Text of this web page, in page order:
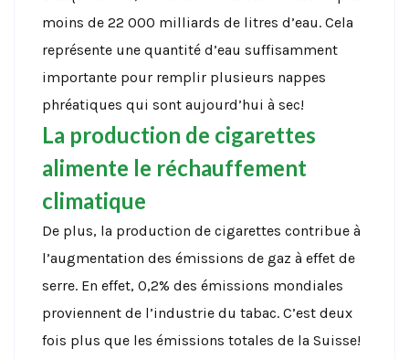
moins de 22 000 milliards de litres d’eau. Cela
représente une quantité d’eau suffisamment
importante pour remplir plusieurs nappes
phréatiques qui sont aujourd’hui à sec!
La production de cigarettes
alimente le réchauffement
climatique
De plus, la production de cigarettes contribue à
l’augmentation des émissions de gaz à effet de
serre. En effet, 0,2% des émissions mondiales
proviennent de l’industrie du tabac. C’est deux
fois plus que les émissions totales de la Suisse!